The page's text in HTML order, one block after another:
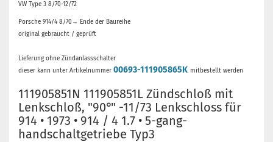
VW Type 3 8/70-12/72
Porsche 914/4 8/70→ Ende der Baureihe
original gebraucht / geprüft
Lieferung ohne Zündanlassschalter
dieser kann unter Artikelnummer 00693-111905865K mitbestellt werden
111905851N 111905851L Zündschloß mit
Lenkschloß, "90°" -11/73 Lenkschloss für
914 • 1973 • 914 / 4 1.7 • 5-gang-
handschaltgetriebe Typ3